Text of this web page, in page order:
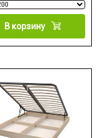
В корзину